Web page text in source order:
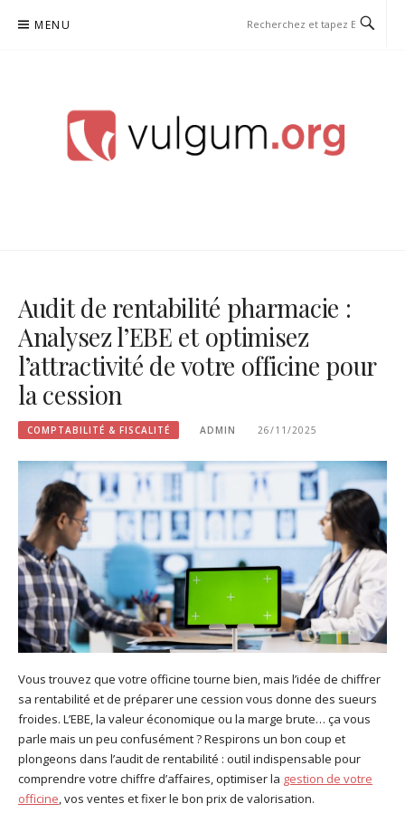
MENU
Audit de rentabilité pharmacie :
Analysez l’EBE et optimisez
l’attractivité de votre officine pour
la cession
COMPTABILITÉ & FISCALITÉ ADMIN 26/11/2025
Vous trouvez que votre officine tourne bien, mais l’idée de chiffrer
sa rentabilité et de préparer une cession vous donne des sueurs
froides. L’EBE, la valeur économique ou la marge brute… ça vous
parle mais un peu confusément ? Respirons un bon coup et
plongeons dans l’audit de rentabilité : outil indispensable pour
comprendre votre chiffre d’affaires, optimiser la gestion de votre
officine, vos ventes et fixer le bon prix de valorisation.